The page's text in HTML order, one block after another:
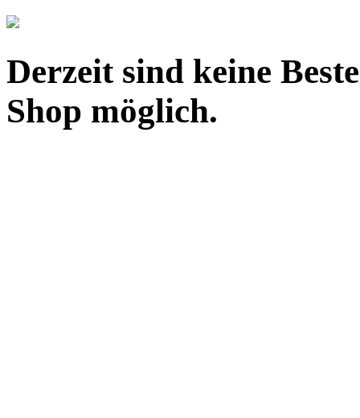
Derzeit sind keine
Shop möglich.